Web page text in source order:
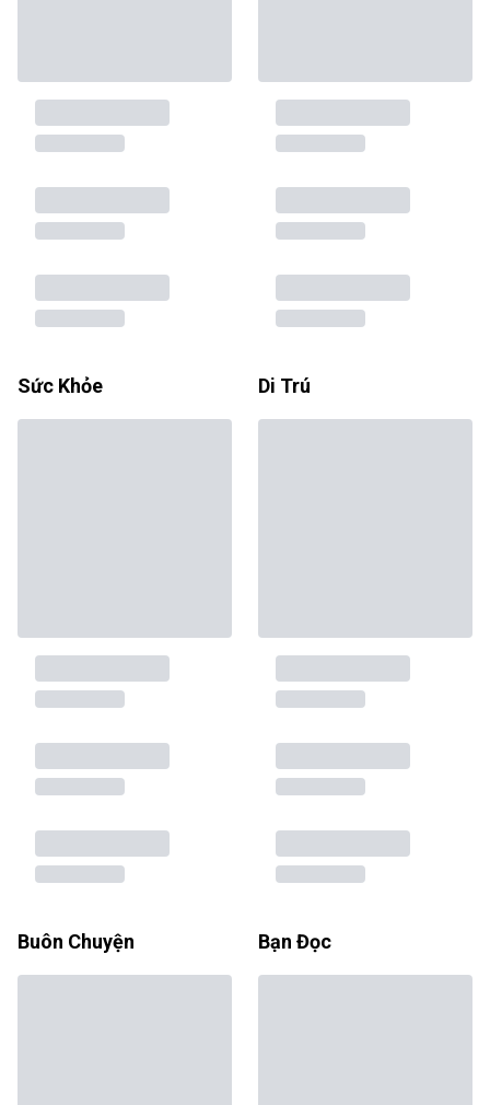
Sức Khỏe Di Trú
Buôn Chuyện Bạn Đọc